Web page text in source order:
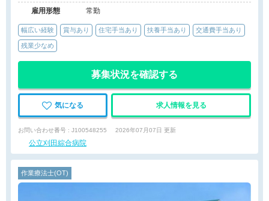
雇用形態
常勤
幅広い経験 賞与あり 住宅手当あり 扶養手当あり 交通費手当あり
残業少なめ
募集状況を確認する
気になる 求人情報を見る
お問い合わせ番号 : J100548255 2026年07月07日 更新
公立刈田綜合病院
作業療法士(OT)